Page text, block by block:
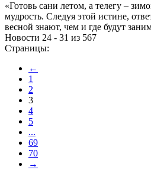
«Готовь сани летом, а телегу –
мудрость. Следуя этой истине,
весной знают, чем и где будут
Новости 24 - 31 из 567
Страницы:
←
1
2
3
4
5
...
69
70
→